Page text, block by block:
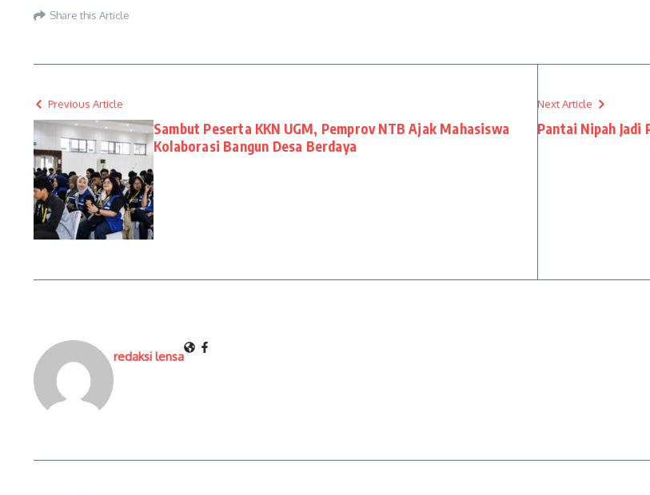
Share this Article
Previous Article
Sambut Peserta KKN UGM, Pemprov NTB Ajak Mahasiswa
Kolaborasi Bangun Desa Berdaya
Next Article
Pantai Nipah Jadi
redaksi lensa